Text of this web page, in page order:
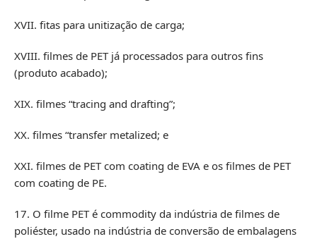
XVII. fitas para unitização de carga;
XVIII. filmes de PET já processados para outros fins
(produto acabado);
XIX. filmes “tracing and drafting”;
XX. filmes “transfer metalized; e
XXI. filmes de PET com coating de EVA e os filmes de PET
com coating de PE.
17. O filme PET é commodity da indústria de filmes de
poliéster, usado na indústria de conversão de embalagens